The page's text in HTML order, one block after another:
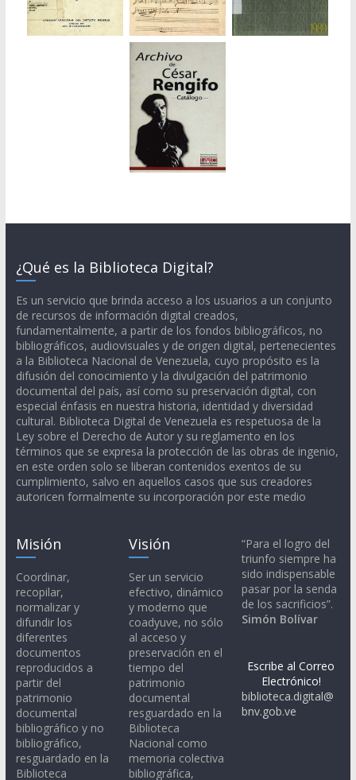
¿Qué es la Biblioteca Digital?
Es un servicio que brinda acceso a los usuarios a un conjunto
de recursos de información digital creados,
fundamentalmente, a partir de los fondos bibliográficos, no
bibliográficos, audiovisuales y de origen digital, pertenecientes
a la Biblioteca Nacional de Venezuela, cuyo propósito es la
difusión del conocimiento y la divulgación del patrimonio
documental del país, así como su preservación digital, con
especial énfasis en nuestra historia, identidad y diversidad
cultural. Biblioteca Digital de Venezuela es respetuosa de la
Ley sobre el Derecho de Autor y su reglamento en los
términos que se expresa la protección de las obras de ingenio,
en este orden solo se liberan contenidos exentos de su
cumplimiento, salvo en aquellos casos que sus creadores
autoricen formalmente su incorporación por este medio
Misión
Coordinar,
recopilar,
normalizar y
difundir los
diferentes
documentos
reproducidos a
partir del
patrimonio
documental
bibliográfico y no
bibliográfico,
resguardado en la
Biblioteca
Visión
Ser un servicio
efectivo, dinámico
y moderno que
coadyuve, no sólo
al acceso y
preservación en el
tiempo del
patrimonio
documental
resguardado en la
Biblioteca
Nacional como
memoria colectiva
bibliográfica,
“Para el logro del
triunfo siempre ha
sido indispensable
pasar por la senda
de los sacrificios”.
Simón Bolívar
Escribe al Correo
Electrónico!
biblioteca.digital@
bnv.gob.ve